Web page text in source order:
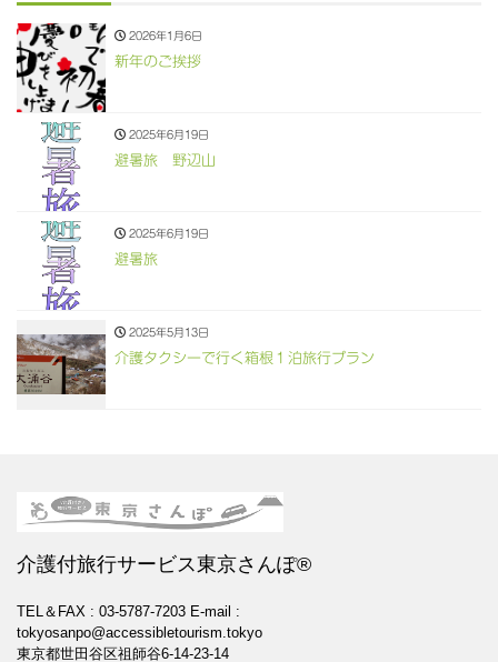
2026年1月6日
新年のご挨拶
2025年6月19日
避暑旅 野辺山
2025年6月19日
避暑旅
2025年5月13日
介護タクシーで行く箱根１泊旅行プラン
介護付旅行サービス東京さんぽ®
TEL＆FAX : 03-5787-7203 E-mail :
tokyosanpo@accessibletourism.tokyo
東京都世田谷区祖師谷6-14-23-14